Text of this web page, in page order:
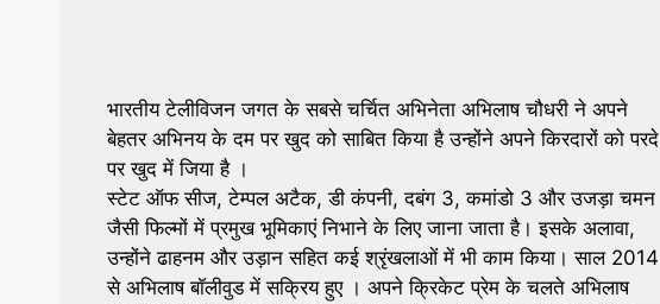
भारतीय टेलीविजन जगत के सबसे चर्चित अभिनेता अभिलाष चौधरी ने अपने
बेहतर अभिनय के दम पर खुद को साबित किया है उन्होंने अपने किरदारों को परदे
पर खुद में जिया है ।
स्टेट ऑफ सीज, टेम्पल अटैक, डी कंपनी, दबंग 3, कमांडो 3 और उजड़ा चमन
जैसी फिल्मों में प्रमुख भूमिकाएं निभाने के लिए जाना जाता है। इसके अलावा,
उन्होंने ढाहनम और उड़ान सहित कई श्रृंखलाओं में भी काम किया। साल 2014
से अभिलाष बाॅलीवुड में सक्रिय हुए । अपने क्रिकेट प्रेम के चलते अभिलाष